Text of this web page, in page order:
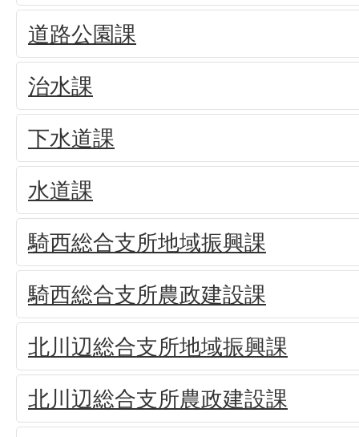
道路公園課
治水課
下水道課
水道課
騎西総合支所地域振興課
騎西総合支所農政建設課
北川辺総合支所地域振興課
北川辺総合支所農政建設課